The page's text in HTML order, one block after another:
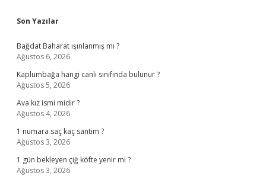
Sidebar
Son Yazılar
Bağdat Baharat ışınlanmış mı ?
Ağustos 6, 2026
Kaplumbağa hangi canlı sınıfında bulunur ?
Ağustos 5, 2026
Ava kız ismi midir ?
Ağustos 4, 2026
1 numara saç kaç santim ?
Ağustos 3, 2026
1 gün bekleyen çiğ köfte yenir mi ?
Ağustos 3, 2026